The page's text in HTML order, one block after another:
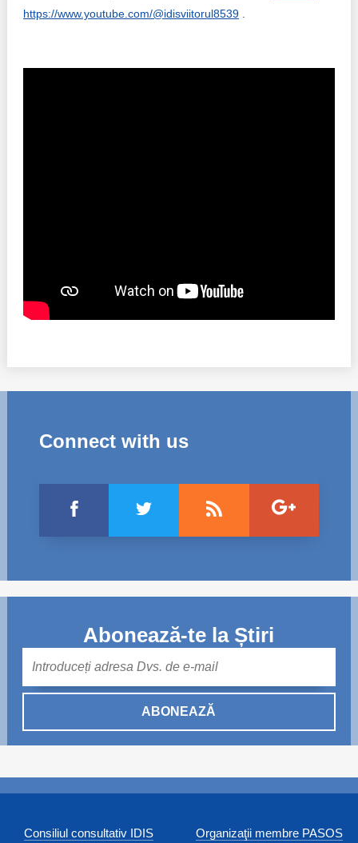
https://www.youtube.com/@idisviitorul8539.
Connect with us
Abonează-te la Știri
ABONEAZĂ
Consiliul consultativ IDIS Organizaţii membre PASOS